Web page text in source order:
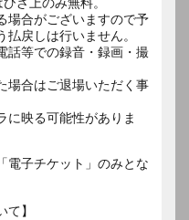
場合がございますので予
戻しは行いません。
話等での録音・録画・撮
場合はご退場いただく事
映る可能性がありま
電子チケット」のみとな
て】